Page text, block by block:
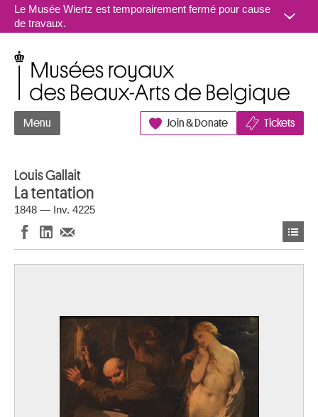
Aller au contenu
Le Musée Wiertz est temporairement fermé pour cause
de travaux.
Menu Join & Donate Tickets
Louis Gallait
La tentation
1848 — Inv. 4225